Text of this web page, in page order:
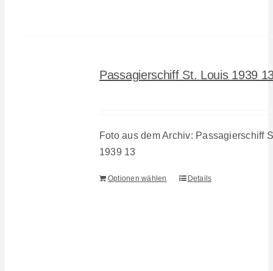
Passagierschiff St. Louis 1939
Foto aus dem Archiv: Passagierschiff
1939 13
Optionen wählen Details